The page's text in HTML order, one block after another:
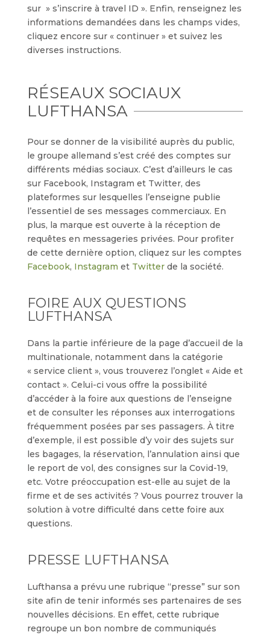
sur » s’inscrire à travel ID ». Enfin, renseignez les
informations demandées dans les champs vides,
cliquez encore sur « continuer » et suivez les
diverses instructions.
RÉSEAUX SOCIAUX
LUFTHANSA
Pour se donner de la visibilité auprès du public,
le groupe allemand s’est créé des comptes sur
différents médias sociaux. C’est d’ailleurs le cas
sur Facebook, Instagram et Twitter, des
plateformes sur lesquelles l’enseigne publie
l’essentiel de ses messages commerciaux. En
plus, la marque est ouverte à la réception de
requêtes en messageries privées. Pour profiter
de cette dernière option, cliquez sur les comptes
Facebook, Instagram et Twitterde la société.
FOIRE AUX QUESTIONS
LUFTHANSA
Dans la partie inférieure de la page d’accueil de la
multinationale, notamment dans la catégorie
« service client », vous trouverez l’onglet « Aide et
contact ». Celui-ci vous offre la possibilité
d’accéder à la foire aux questions de l’enseigne
et de consulter les réponses aux interrogations
fréquemment posées par ses passagers. À titre
d’exemple, il est possible d’y voir des sujets sur
les bagages, la réservation, l’annulation ainsi que
le report de vol, des consignes sur la Covid-19,
etc. Votre préoccupation est-elle au sujet de la
firme et de ses activités ? Vous pourrez trouver la
solution à votre difficulté dans cette foire aux
questions.
PRESSE LUFTHANSA
Lufthansa a prévu une rubrique “presse” sur son
site afin de tenir informés ses partenaires de ses
nouvelles décisions. En effet, cette rubrique
regroupe un bon nombre de communiqués